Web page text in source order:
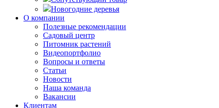
Новогодние деревья
О компании
Полезные рекомендации
Садовый центр
Питомник растений
Видеопортфолио
Вопросы и ответы
Статьи
Новости
Наша команда
Вакансии
Клиентам